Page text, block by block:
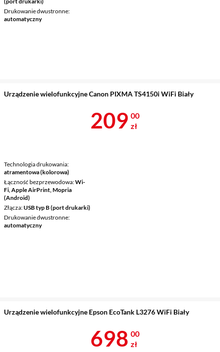
Drukowanie dwustronne
automatyczny
Urządzenie wielofunkcyjne Canon PIXMA TS4150i WiFi Biały
Technologia drukowania
atramentowa (kolorowa)
Łączność bezprzewodowa Wi-
Fi, Apple AirPrint, Mopria
(Android)
Złącza USB typ B (port drukarki)
Drukowanie dwustronne
automatyczny
Cena 209 zł
209 00
zł
Urządzenie wielofunkcyjne Epson EcoTank L3276 WiFi Biały
Cena 698 zł
698 00
zł